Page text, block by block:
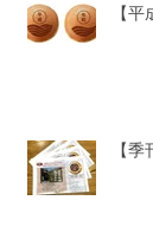
【
【